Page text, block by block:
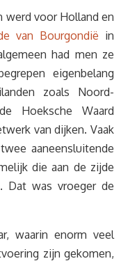
werd voor Holland en
van Bourgondië in
had men ze
eigenbelang
zoals Noord-
Hoeksche Waard
van dijken. Vaak
aaneensluitende
die aan de zijde
Dat was vroeger de
waarin enorm veel
zijn gekomen,